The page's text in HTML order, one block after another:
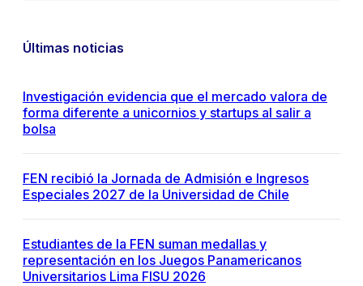
Últimas noticias
Investigación evidencia que el mercado valora de
forma diferente a unicornios y startups al salir a
bolsa
FEN recibió la Jornada de Admisión e Ingresos
Especiales 2027 de la Universidad de Chile
Estudiantes de la FEN suman medallas y
representación en los Juegos Panamericanos
Universitarios Lima FISU 2026